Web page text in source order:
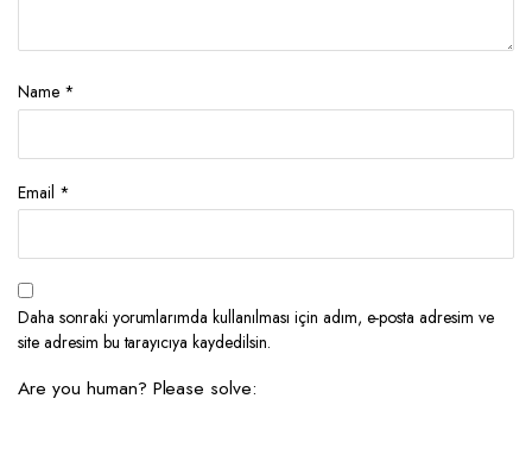
Name *
Email *
Daha sonraki yorumlarımda kullanılması için adım, e-posta adresim ve
site adresim bu tarayıcıya kaydedilsin.
Are you human? Please solve: